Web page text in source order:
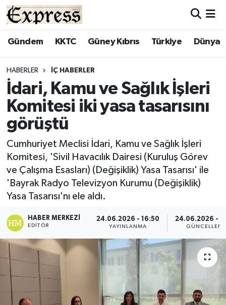
Gündem KKTC Güney Kıbrıs Türkiye Dünya
HABERLER İÇ HABERLER
İdari, Kamu ve Sağlık İşleri
Komitesi iki yasa tasarısını
görüştü
Cumhuriyet Meclisi İdari, Kamu ve Sağlık İşleri
Komitesi, 'Sivil Havacılık Dairesi (Kuruluş Görev
ve Çalışma Esasları) (Değişiklik) Yasa Tasarısı' ile
'Bayrak Radyo Televizyon Kurumu (Değişiklik)
Yasa Tasarısı'nı ele aldı.
HABER MERKEZI
EDITÖR
24.06.2026 - 16:50
YAYINLANMA
24.06.2026 -
ALAYKÖY
BİLİM
ÇATALKÖY
DÜNYA
EĞİTİM
EKONOMİ
ENGLISH
ESENTEPE
GAZİMAĞUSA
GİRNE
Hava Durumu
Süper Lig Puan Durumu ve Fikstür
Tüm Manşetler
Son Dakika Haberleri
Haber Arşivi